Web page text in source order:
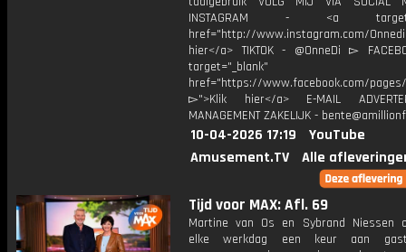
INSTAGRAM - <a
href="http://www.instagram.com/
hier</a> TIKTOK - @OnneDi ▻
target="_blank"
href="https://www.facebook.com/pages/
▻">Klik hier</a> E-MAIL
MANAGEMENT ZAKELIJK -
10-04-2026 17:19
YouTube
Amusement.TV
Alle
Tijd voor MAX: Afl. 69
Martine van Os en Sybrand Niessen
elke werkdag een keur aan